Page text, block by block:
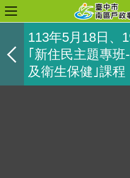
113年5月18日、
｢新住民主題專
及衛生保健｣課程